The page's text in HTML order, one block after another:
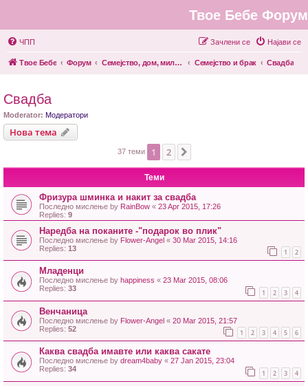
Твое Бебе Форум
ЧПП Најави се
Зачлени се
Твое Бебе Форум Семејство, дом, миленици Семејство и брак Свадба
Свадба
Moderator: Модератори
Нова тема
37 теми 1 2
Теми
Фризура шминка и накит за свадба
Последно мислење by RainBow « 23 Apr 2015, 17:26
Replies: 9
Наредба на поканите -"подарок во плик"
Последно мислење by Flower-Angel « 30 Mar 2015, 14:16
Replies: 13 1 2
Младенци
Последно мислење by happiness « 23 Mar 2015, 08:06
Replies: 33 1 2 3 4
Венчаница
Последно мислење by Flower-Angel « 20 Mar 2015, 21:57
Replies: 52 1 2 3 4 5 6
Каква свадба имавте или каква сакате
Последно мислење by dream4baby « 27 Jan 2015, 23:04
Replies: 34 1 2 3 4